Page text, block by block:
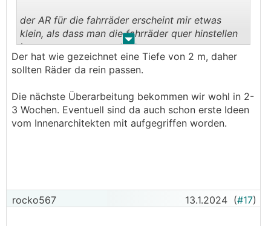
. .
der AR für die fahrräder erscheint mir etwas
klein, als dass man die fahrräder quer hinstellen
kann.
Der hat wie gezeichnet eine Tiefe von 2 m, daher
sollten Räder da rein passen.
Die nächste Überarbeitung bekommen wir wohl in 2-
3 Wochen. Eventuell sind da auch schon erste Ideen
vom Innenarchitekten mit aufgegriffen worden.
rocko567 13.1.2024 (#17)